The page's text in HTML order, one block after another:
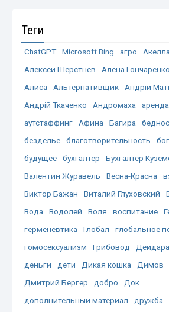
Теги
ChatGPT Microsoft Bing агро
Алексей Шерстнёв
Алёна Гончаренко
Алиса
Альтернативщик
Андрій
Андрій Ткаченко
Андромаха аренда
аутстаффинг
Афина Багира
безделье
благотворительность
будущее
бухгалтер Бухгалтер
Валентин Журавель
Весна-Красна
Виктор Бажан
Виталий Глуховский
Вода
Водолей Воля воспитание
герменевтика
Глобал
глобальное
гомосексуализм
Грибовод Дейдара
деньги
дети Дикая кошка Димов
Дмитрий Бергер
добро
Док
дополнительный материал
дружба